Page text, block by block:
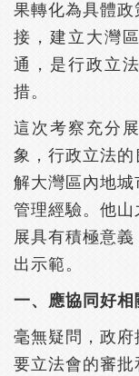
果轉化為具體
接，建立大灣
通，是行政立
措。
這次考察充分
象，行政立法
解大灣區內地
管理經驗。他
展具有積極意
出示範。
一、應協同好
毫無疑問，政
要立法會的審